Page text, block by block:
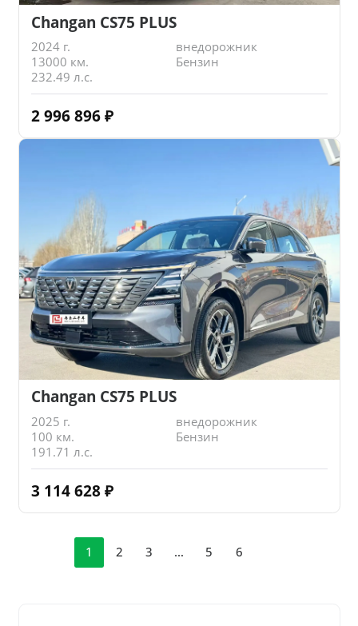
Changan CS75 PLUS
2024 г.
внедорожник
13000 км.
Бензин
232.49 л.с.
2 996 896 ₽
Changan CS75 PLUS
2025 г.
внедорожник
100 км.
Бензин
191.71 л.с.
3 114 628 ₽
1 2 3 … 5 6